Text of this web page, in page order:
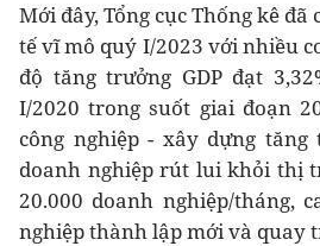
Mới đây, Tổng cục Thống kê đã
tế vĩ mô quý I/2023 với nhiều
độ tăng trưởng GDP đạt
I/2020 trong suốt giai đoạn
công nghiệp - xây dựng tăng
doanh nghiệp rút lui khỏi thị
20.000 doanh nghiệp/tháng,
nghiệp thành lập mới và quay